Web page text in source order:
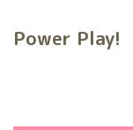
Power Play!